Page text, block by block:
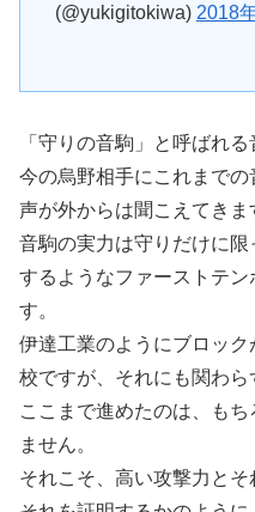
(@yukigitokiwa) 2018
「守りの音駒」と呼ばれる
今の烏野相手にこれまで
声が外からは聞こえてきま
音駒の実力は守りだけに
するようなファーストテ
す。
伊達工業のようにブロッ
校ですが、それにも関わら
ここまで進めたのは、も
ません。
それこそ、高い攻撃力とそ